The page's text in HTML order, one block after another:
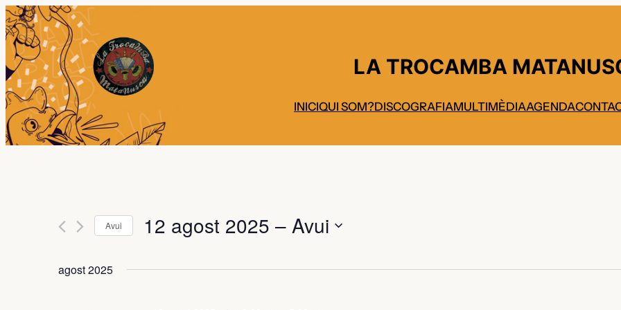
LA TROCAMBA
INICIQUI SOM?DISCOGRAFIAMULTIMÈDIAAGENDA
Avui 12 agost 2025 – Avui
agost 2025